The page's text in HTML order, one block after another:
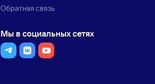
Обратная связь
Мы в социальных сетях